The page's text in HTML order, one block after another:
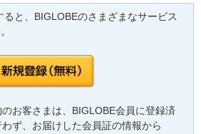
ると、BIGLOBEのさまざまなサービス
お客さまは、BIGLOBE会員に登録済
ず、お届けした会員証の情報から